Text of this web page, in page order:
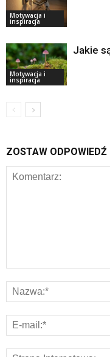
Motywacja i
inspiracja
Motywacja i
inspiracja
Jakie
ZOSTAW ODPOWIEDŹ